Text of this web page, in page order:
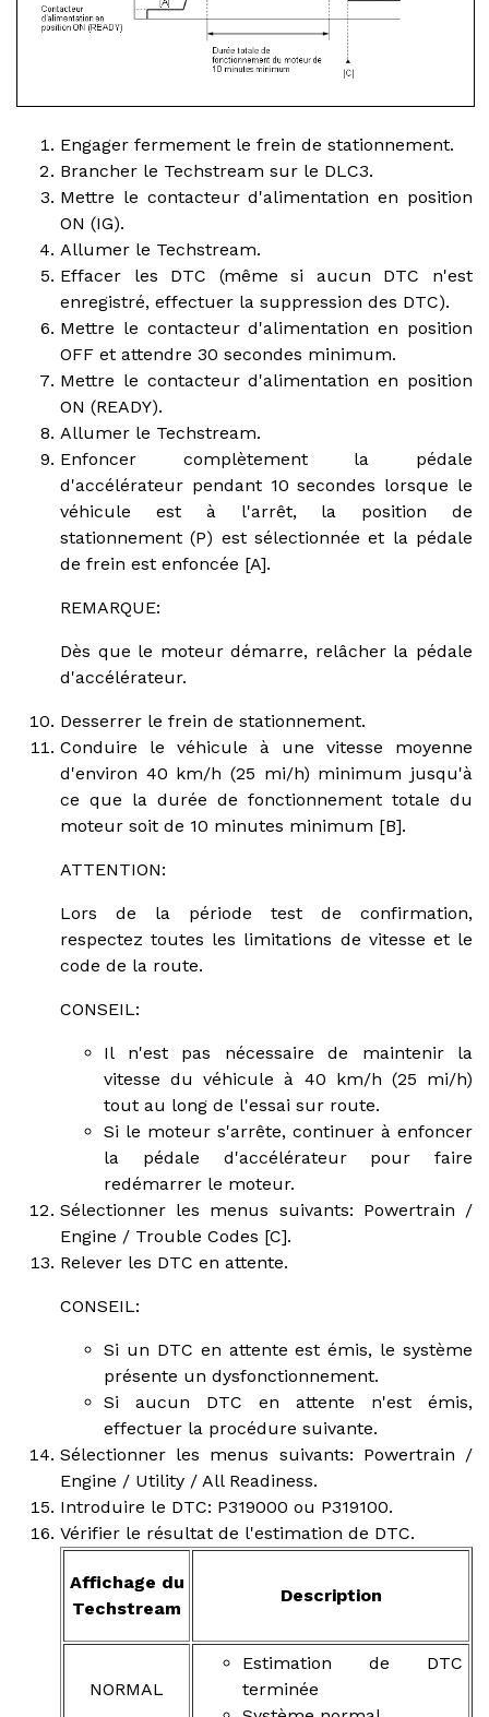
Engager fermement le frein de stationnement.
Brancher le Techstream sur le DLC3.
Mettre le contacteur d'alimentation en position
ON (IG).
Allumer le Techstream.
Effacer les DTC (même si aucun DTC n'est
enregistré, effectuer la suppression des DTC).
Mettre le contacteur d'alimentation en position
OFF et attendre 30 secondes minimum.
Mettre le contacteur d'alimentation en position
ON (READY).
Allumer le Techstream.
Enfoncer complètement la pédale
d'accélérateur pendant 10 secondes lorsque le
véhicule est à l'arrêt, la position de
stationnement (P) est sélectionnée et la pédale
de frein est enfoncée [A].
REMARQUE:
Dès que le moteur démarre, relâcher la pédale
d'accélérateur.
Desserrer le frein de stationnement.
Conduire le véhicule à une vitesse moyenne
d'environ 40 km/h (25 mi/h) minimum jusqu'à
ce que la durée de fonctionnement totale du
moteur soit de 10 minutes minimum [B].
ATTENTION:
Lors de la période test de confirmation,
respectez toutes les limitations de vitesse et le
code de la route.
CONSEIL:
Il n'est pas nécessaire de maintenir la
vitesse du véhicule à 40 km/h (25 mi/h)
tout au long de l'essai sur route.
Si le moteur s'arrête, continuer à enfoncer
la pédale d'accélérateur pour faire
redémarrer le moteur.
Sélectionner les menus suivants: Powertrain /
Engine / Trouble Codes [C].
Relever les DTC en attente.
CONSEIL:
Si un DTC en attente est émis, le système
présente un dysfonctionnement.
Si aucun DTC en attente n'est émis,
effectuer la procédure suivante.
Sélectionner les menus suivants: Powertrain /
Engine / Utility / All Readiness.
Introduire le DTC: P319000 ou P319100.
Vérifier le résultat de l'estimation de DTC.
Affichage du
Techstream
Description
NORMAL
Estimation de DTC
terminée